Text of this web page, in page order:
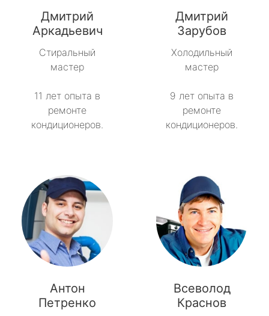
Дмитрий
Аркадьевич
Стиральный
мастер
11 лет опыта в
ремонте
кондиционеров.
Дмитрий
Зарубов
Холодильный
мастер
9 лет опыта в
ремонте
кондиционеров.
Антон
Петренко
Всеволод
Краснов